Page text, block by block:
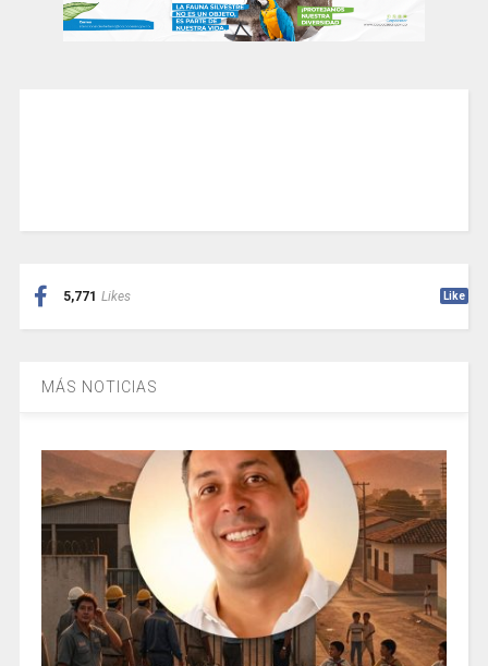
5,771 Likes Like
MÁS NOTICIAS